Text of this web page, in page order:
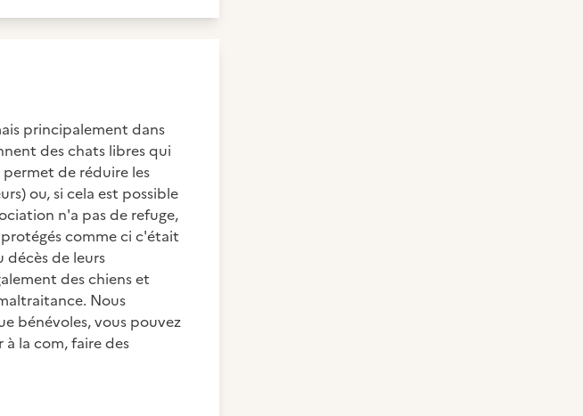
principalement dans
des chats libres qui
de réduire les
ou, si cela est possible
n'a pas de refuge,
comme ci c'était
décès de leurs
des chiens et
Nous
bénévoles, vous pouvez
la com, faire des